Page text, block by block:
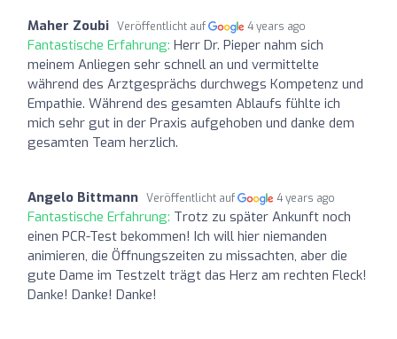
Maher Zoubi Veröffentlicht auf 4 years ago
Fantastische Erfahrung: Herr Dr. Pieper nahm sich
meinem Anliegen sehr schnell an und vermittelte
während des Arztgesprächs durchwegs Kompetenz und
Empathie. Während des gesamten Ablaufs fühlte ich
mich sehr gut in der Praxis aufgehoben und danke dem
gesamten Team herzlich.
Angelo Bittmann Veröffentlicht auf 4 years ago
Fantastische Erfahrung: Trotz zu später Ankunft noch
einen PCR-Test bekommen! Ich will hier niemanden
animieren, die Öffnungszeiten zu missachten, aber die
gute Dame im Testzelt trägt das Herz am rechten Fleck!
Danke! Danke! Danke!